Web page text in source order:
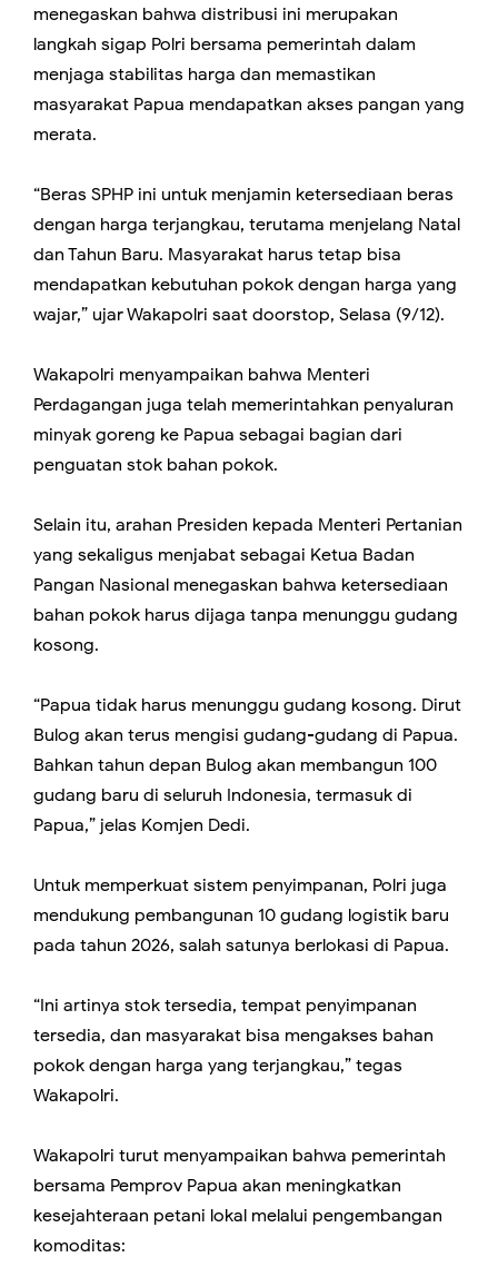
menegaskan bahwa distribusi ini merupakan
langkah sigap Polri bersama pemerintah dalam
menjaga stabilitas harga dan memastikan
masyarakat Papua mendapatkan akses pangan yang
merata.
“Beras SPHP ini untuk menjamin ketersediaan beras
dengan harga terjangkau, terutama menjelang Natal
dan Tahun Baru. Masyarakat harus tetap bisa
mendapatkan kebutuhan pokok dengan harga yang
wajar,” ujar Wakapolri saat doorstop, Selasa (9/12).
Wakapolri menyampaikan bahwa Menteri
Perdagangan juga telah memerintahkan penyaluran
minyak goreng ke Papua sebagai bagian dari
penguatan stok bahan pokok.
Selain itu, arahan Presiden kepada Menteri Pertanian
yang sekaligus menjabat sebagai Ketua Badan
Pangan Nasional menegaskan bahwa ketersediaan
bahan pokok harus dijaga tanpa menunggu gudang
kosong.
“Papua tidak harus menunggu gudang kosong. Dirut
Bulog akan terus mengisi gudang-gudang di Papua.
Bahkan tahun depan Bulog akan membangun 100
gudang baru di seluruh Indonesia, termasuk di
Papua,” jelas Komjen Dedi.
Untuk memperkuat sistem penyimpanan, Polri juga
mendukung pembangunan 10 gudang logistik baru
pada tahun 2026, salah satunya berlokasi di Papua.
“Ini artinya stok tersedia, tempat penyimpanan
tersedia, dan masyarakat bisa mengakses bahan
pokok dengan harga yang terjangkau,” tegas
Wakapolri.
Wakapolri turut menyampaikan bahwa pemerintah
bersama Pemprov Papua akan meningkatkan
kesejahteraan petani lokal melalui pengembangan
komoditas: